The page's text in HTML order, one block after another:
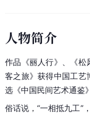
人物简介
作品《丽人行》、《松
客之旅》获得中国工
选《中国民间艺术通鉴
俗话说，“一相抵九工”